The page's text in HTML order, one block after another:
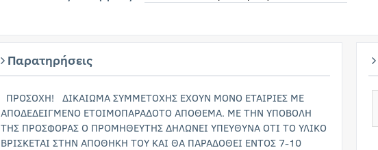
Παρατηρήσεις
ΠΡΟΣΟΧΗ! ΔΙΚΑΙΩΜΑ ΣΥΜΜΕΤΟΧΗΣ ΕΧΟΥΝ ΜΟΝΟ ΕΤΑΙΡΙΕΣ ΜΕ
ΑΠΟΔΕΔΕΙΓΜΕΝΟ ΕΤΟΙΜΟΠΑΡΑΔΟΤΟ ΑΠΟΘΕΜΑ. ΜΕ ΤΗΝ ΥΠΟΒΟΛΗ
ΤΗΣ ΠΡΟΣΦΟΡΑΣ Ο ΠΡΟΜΗΘΕΥΤΗΣ ΔΗΛΩΝΕΙ ΥΠΕΥΘΥΝΑ ΟΤΙ ΤΟ ΥΛΙΚΟ
ΒΡΙΣΚΕΤΑΙ ΣΤΗΝ ΑΠΟΘΗΚΗ ΤΟΥ ΚΑΙ ΘΑ ΠΑΡΑΔΟΘΕΙ ΕΝΤΟΣ 7-10